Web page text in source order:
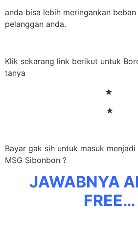
anda bisa lebih meringankan
pelanggan anda.
Klik sekarang link berikut untuk
tanya
★
★
Bayar gak sih untuk masuk
MSG Sibonbon ?
JAWABNYA
FREE…